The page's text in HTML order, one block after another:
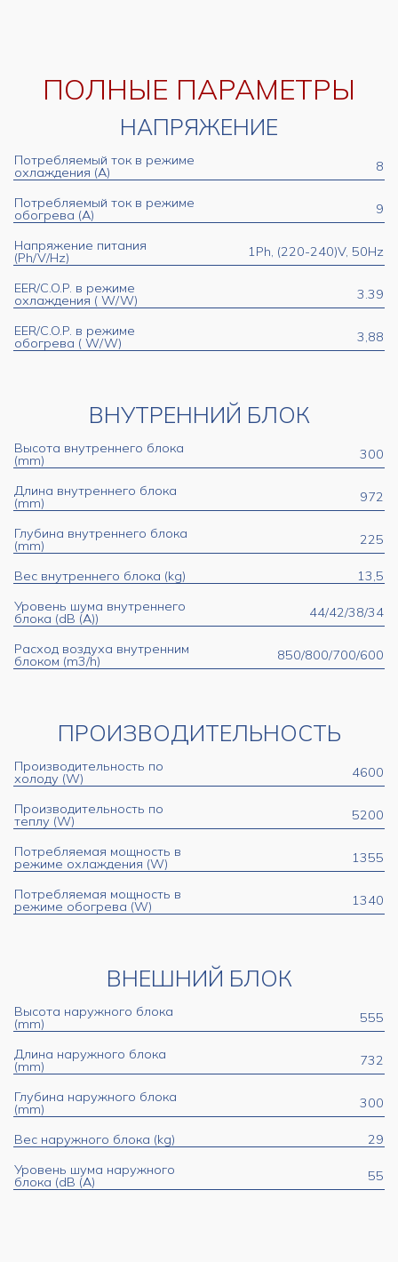
ПОЛНЫЕ ПАРАМЕТРЫ
НАПРЯЖЕНИЕ
Потребляемый ток в режиме
охлаждения (A) 8
Потребляемый ток в режиме
обогрева (A) 9
Напряжение питания
(Ph/V/Hz) 1Ph, (220-240)V, 50Hz
EER/C.O.P. в режиме
охлаждения ( W/W) 3.39
EER/C.O.P. в режиме
обогрева ( W/W) 3,88
ВНУТРЕННИЙ БЛОК
Высота внутреннего блока
(mm) 300
Длина внутреннего блока
(mm) 972
Глубина внутреннего блока
(mm) 225
Вес внутреннего блока (kg)
13,5
Уровень шума внутреннего
блока (dB (A)) 44/42/38/34
Расход воздуха внутренним
блоком (m3/h) 850/800/700/600
ПРОИЗВОДИТЕЛЬНОСТЬ
Производительность по
холоду (W) 4600
Производительность по
теплу (W) 5200
Потребляемая мощность в
режиме охлаждения (W) 1355
Потребляемая мощность в
режиме обогрева (W) 1340
ВНЕШНИЙ БЛОК
Высота наружного блока
(mm) 555
Длина наружного блока
(mm) 732
Глубина наружного блока
(mm) 300
Вес наружного блока (kg)
29
Уровень шума наружного
блока (dB (A) 55